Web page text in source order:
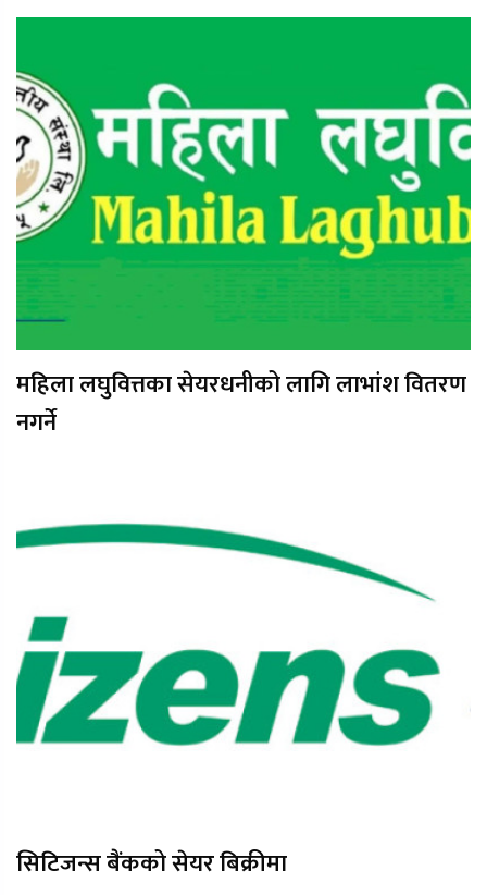
महिला लघुवित्तका सेयरधनीको लागि लाभांश वितरण
नगर्ने
सिटिजन्स बैंकको सेयर बिक्रीमा